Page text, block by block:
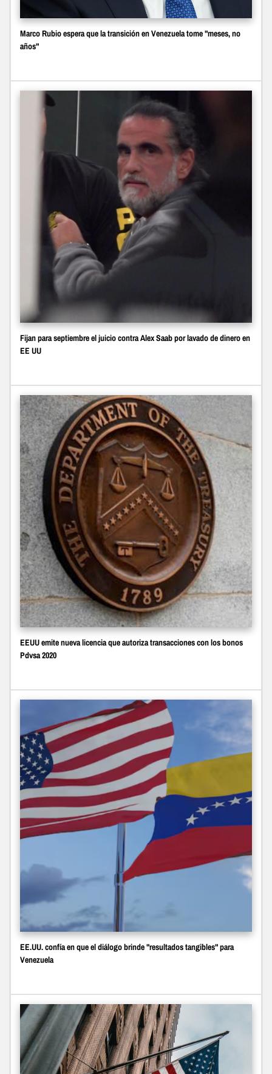
Marco Rubio espera que la transición en Venezuela tome "meses, no
años"
Fijan para septiembre el juicio contra Alex Saab por lavado de dinero en
EE UU
EEUU emite nueva licencia que autoriza transacciones con los bonos
Pdvsa 2020
EE.UU. confía en que el diálogo brinde "resultados tangibles" para
Venezuela